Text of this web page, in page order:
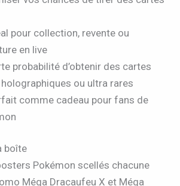
pour collection, revente ou
en live
probabilité d’obtenir des cartes
holographiques ou ultra rares
comme cadeau pour fans de
boîte
Pokémon scellés chacune
Méga Dracaufeu X et Méga